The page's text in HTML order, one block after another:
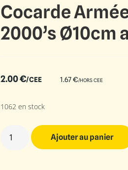
Cocarde
2000’s Ø10cm
2.00€/CEE 1.67€/HORS CEE
1062 en stock
Ajouter au panier